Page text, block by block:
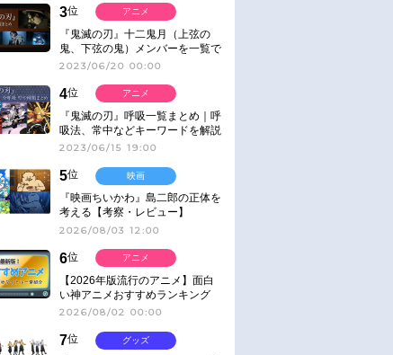
3位
『鬼滅の刃』十二鬼月（上弦の
鬼、下弦の鬼）メンバーを一覧で
紹介＆解説（登場鬼の情報まと
2023/06/20 00:00
アニメ
4位
『鬼滅の刃』呼吸一覧まとめ｜呼
吸法、常中などキーワードを解説
2023/06/15 19:00
アニメ
5位
『映画ちいかわ』島二郎の正体を
考える【考察・レビュー】
2026/08/03 12:00
映画
6位
【2026年版流行のアニメ】面白
い神アニメおすすめランキング
【名作・話題作】｜ジャンル別人
2026/08/02 00:00
アニメ
7位
グッズ